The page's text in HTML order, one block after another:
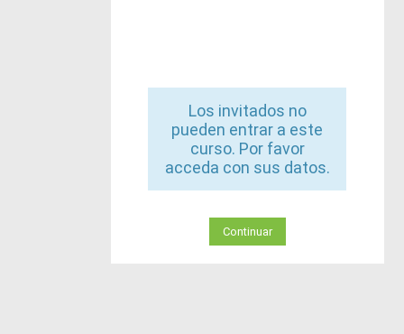
Los invitados no
pueden entrar a este
curso. Por favor
acceda con sus datos.
Continuar